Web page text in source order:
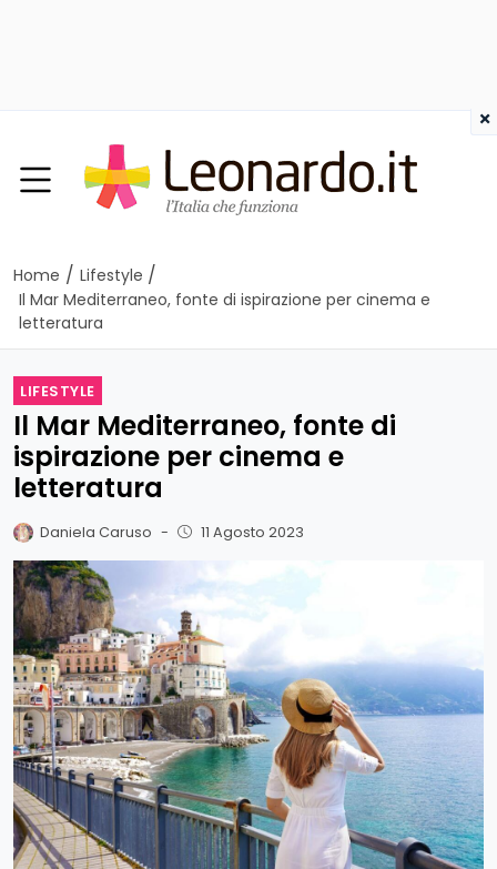
Home / Lifestyle /
Il Mar Mediterraneo, fonte di ispirazione per cinema e
letteratura
LIFESTYLE
Il Mar Mediterraneo, fonte di
ispirazione per cinema e
letteratura
Daniela Caruso - 11 Agosto 2023
×